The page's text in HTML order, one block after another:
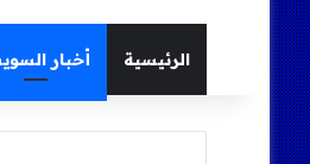
الرئيسية أخبار